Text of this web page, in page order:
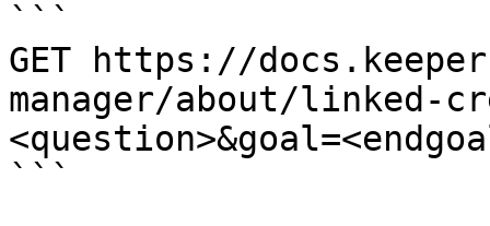
```
GET https://
manager/about/linked-
```